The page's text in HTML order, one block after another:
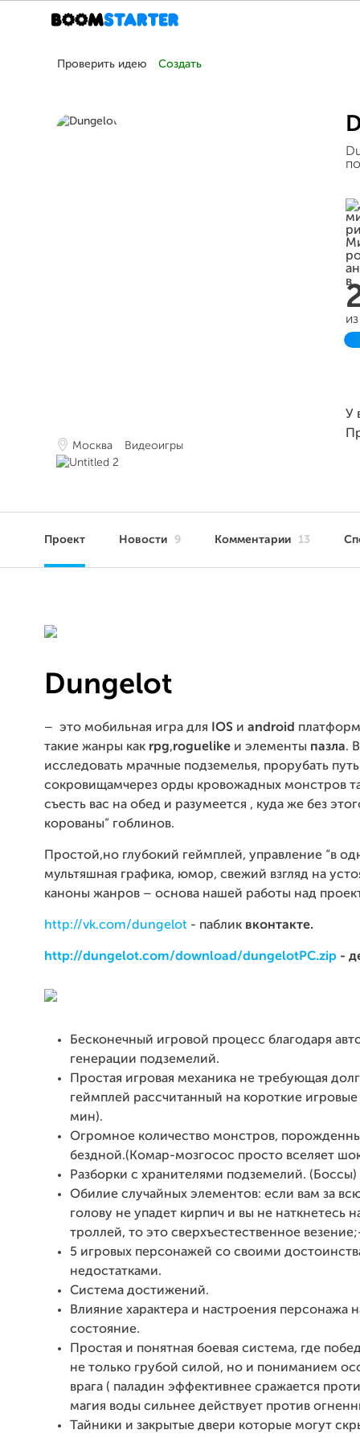
Проверить идею Создать
Москва Видеоигры
У
Проект Новости 9 Комментарии 13
Dungelot
– это мобильная игра для IOS и android
такие жанры как rpg,roguelike и элементы пазла.
исследовать мрачные подземелья, прорубать
сокровищамчерез орды кровожадных монстров
съесть вас на обед и разумеется , куда же без
корованы” гоблинов.
Простой,но глубокий геймплей, управление “в
мультяшная графика, юмор, свежий взгляд на
каноны жанров – основа нашей работы над
http://vk.com/dungelot - паблик вконтакте.
http://dungelot.com/download/dungelotPC.zip -
Бесконечный игровой процесс благодаря
генерации подземелий.
Простая игровая механика не требующая
геймплей рассчитанный на короткие
мин).
Огромное количество монстров,
бездной.(Комар-мозгосос просто вселяет
Разборки с хранителями подземелий. (Боссы)
Обилие случайных элементов: если вам за
голову не упадет кирпич и вы не наткнетесь
троллей, то это сверхъестественное
5 игровых персонажей со своими
недостатками.
Система достижений.
Влияние характера и настроения персонажа
состояние.
Простая и понятная боевая система, где
не только грубой силой, но и пониманием
врага ( паладин эффективнее сражается
магия воды сильнее действует против
Тайники и закрытые двери которые могут